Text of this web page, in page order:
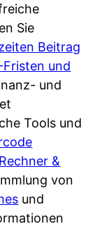
Sie
Beitrag
Fristen und
und
Tools und
&
von
und